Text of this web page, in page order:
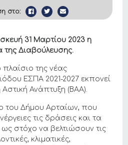
στο:
31 Μαρτίου 2023 η
της Διαβούλευσης.
της νέας
ΕΣΠΑ 2021-2027 εκπονεί
Αστική Ανάπτυξη (ΒΑΑ).
του Δήμου Αρταίων, που
τις δράσεις και τα
στόχο να βελτιώσουν τις
κλιματικές,